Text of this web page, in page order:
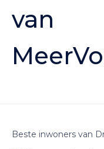
van
Beste inwoners van